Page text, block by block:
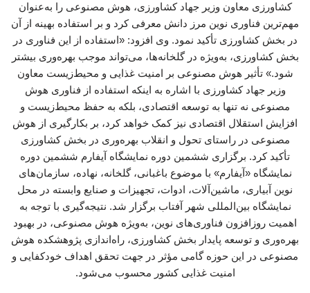
کشاورزی معاون وزیر جهاد کشاورزی، هوش مصنوعی را به‌عنوان
مهم‌ترین فناوری نوین مرز دانش معرفی کرد و بر استفاده بهینه از آن
در بخش کشاورزی تأکید نمود. وی افزود: «استفاده از این فناوری در
بخش کشاورزی، به‌ویژه در گلخانه‌ها، می‌تواند موجب بهره‌وری بیشتر
شود.» تأثیر هوش مصنوعی بر امنیت غذایی و محیط‌زیست معاون
وزیر جهاد کشاورزی با اشاره به اینکه استفاده از فناوری هوش
مصنوعی نه تنها به توسعه اقتصادی، بلکه به حفظ محیط‌زیست و
افزایش استقلال اقتصادی نیز کمک خواهد کرد، بر بکارگیری از هوش
مصنوعی در راستای تحول و انقلاب بهره‌وری در بخش کشاورزی
تأکید کرد. برگزاری ششمین دوره نمایشگاه آیفارم ششمین دوره
نمایشگاه «آیفارم» با موضوع باغبانی، گلخانه، نهاده، سازمان‌های
نوین آبیاری، ماشین‌آلات، ادوات، تجهیزات و صنایع وابسته در محل
نمایشگاه بین‌المللی شهر آفتاب برگزار شد. نتیجه‌گیری با توجه به
اهمیت روزافزون فناوری‌های نوین، به‌ویژه هوش مصنوعی، در بهبود
بهره‌وری و توسعه پایدار بخش کشاورزی، راه‌اندازی پژوهشکده هوش
مصنوعی در این حوزه گامی مؤثر در جهت تحقق اهداف خودکفایی و
امنیت غذایی کشور محسوب می‌شود.